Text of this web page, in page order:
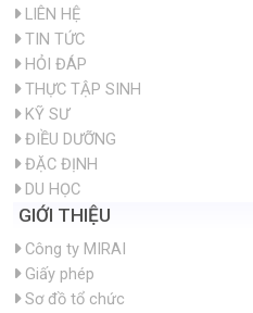
LIÊN HỆ
TIN TỨC
HỎI ĐÁP
THỰC TẬP SINH
KỸ SƯ
ĐIỀU DƯỠNG
ĐẶC ĐỊNH
DU HỌC
GIỚI THIỆU
Công ty MIRAI
Giấy phép
Sơ đồ tổ chức